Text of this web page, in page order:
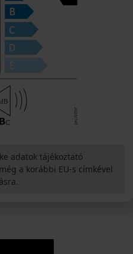
adatok tájékoztató
a korábbi EU-s címkével